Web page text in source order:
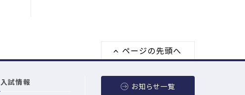
ページの先頭へ
入試情報 お知らせ一覧